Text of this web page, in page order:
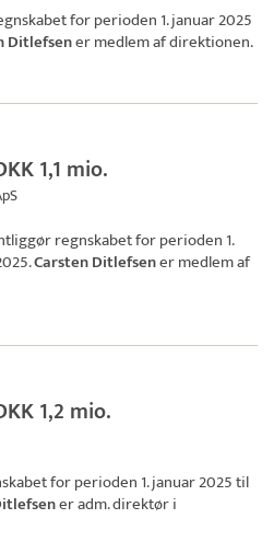
for perioden 1. januar 2025
Ditlefsener medlem af direktionen.
1,1 mio.
regnskabet for perioden 1.
Carsten Ditlefsener medlem af
1,2 mio.
for perioden 1. januar 2025 til
er adm. direktør i